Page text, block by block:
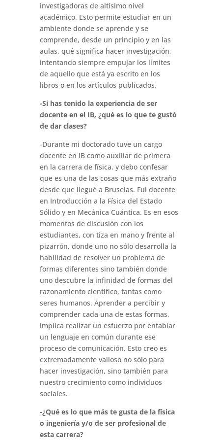
investigadoras de altísimo nivel
académico. Esto permite estudiar en un
ambiente donde se aprende y se
comprende, desde un principio y en las
aulas, qué significa hacer investigación,
intentando siempre empujar los límites
de aquello que está ya escrito en los
libros o en los artículos publicados.
-Si has tenido la experiencia de ser
docente en el IB, ¿qué es lo que te gustó
de dar clases?
-Durante mi doctorado tuve un cargo
docente en IB como auxiliar de primera
en la carrera de física, y debo confesar
que es una de las cosas que más extraño
desde que llegué a Bruselas. Fui docente
en Introducción a la Física del Estado
Sólido y en Mecánica Cuántica. Es en esos
momentos de discusión con los
estudiantes, con tiza en mano y frente al
pizarrón, donde uno no sólo desarrolla la
habilidad de resolver un problema de
formas diferentes sino también donde
uno descubre la infinidad de formas del
razonamiento científico, tantas como
seres humanos. Aprender a percibir y
comprender cada una de estas formas,
implica realizar un esfuerzo por entablar
un lenguaje en común durante ese
proceso de comunicación. Esto creo es
extremadamente valioso no sólo para
hacer investigación, sino también para
nuestro crecimiento como individuos
sociales.
-¿Qué es lo que más te gusta de la física
o ingeniería y/o de ser profesional de
esta carrera?